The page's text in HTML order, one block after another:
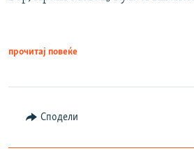
прочитај повеќе
Сподели